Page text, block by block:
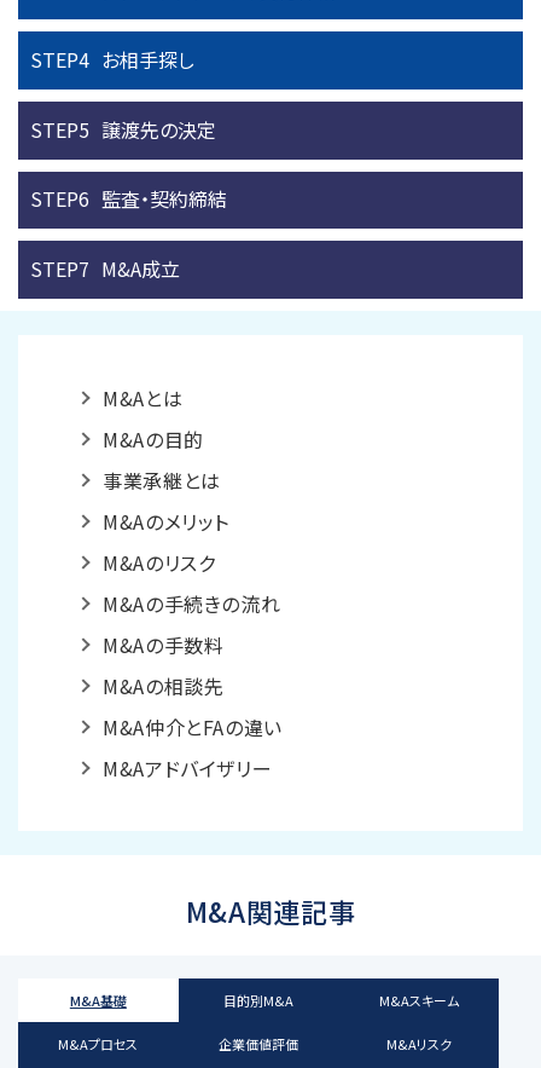
STEP4 お相手探し
STEP5 譲渡先の決定
STEP6 監査・契約締結
STEP7 M&A成立
M&Aとは
M&Aの目的
事業承継とは
M&Aのメリット
M&Aのリスク
M&Aの手続きの流れ
M&Aの手数料
M&Aの相談先
M&A仲介とFAの違い
M&Aアドバイザリー
M&A関連記事
M&A基礎 目的別M&A M&Aスキーム
M&Aプロセス 企業価値評価 M&Aリスク